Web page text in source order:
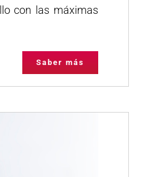
con las máximas
Saber más